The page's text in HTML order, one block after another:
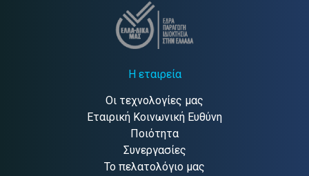
Η εταιρεία
Οι τεχνολογίες μας
Εταιρική Κοινωνική Ευθύνη
Ποιότητα
Συνεργασίες
Το πελατολόγιο μας